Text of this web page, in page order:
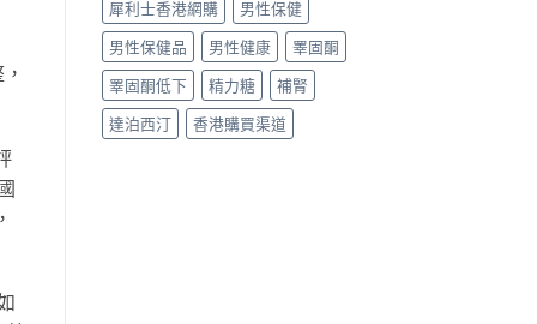
犀利士香港網購
男性保健
男性保健品
男性健康
睪固酮
睪固酮低下
精力糖
補腎
達泊西汀
香港購買渠道